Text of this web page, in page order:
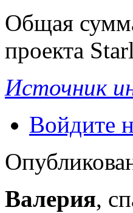
Общая
проекта
Источник
Войдите
Валерия,